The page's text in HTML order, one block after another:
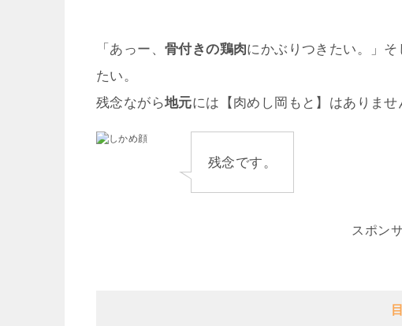
「あっー、 骨付きの鶏肉にかぶりつきたい。」
たい。
残念ながら地元には【肉めし岡もと】はありませ
残念です。
スポン